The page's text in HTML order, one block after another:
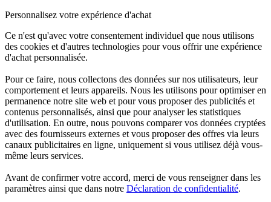
Personnalisez votre expérience d'achat
Ce n'est qu'avec votre consentement individuel que nous utilisons
des cookies et d'autres technologies pour vous offrir une expérience
d'achat personnalisée.
Pour ce faire, nous collectons des données sur nos utilisateurs, leur
comportement et leurs appareils. Nous les utilisons pour optimiser en
permanence notre site web et pour vous proposer des publicités et
contenus personnalisés, ainsi que pour analyser les statistiques
d'utilisation. En outre, nous pouvons comparer vos données cryptées
avec des fournisseurs externes et vous proposer des offres via leurs
canaux publicitaires en ligne, uniquement si vous utilisez déjà vous-
même leurs services.
Avant de confirmer votre accord, merci de vous renseigner dans les
paramètres ainsi que dans notre Déclaration de confidentialité.